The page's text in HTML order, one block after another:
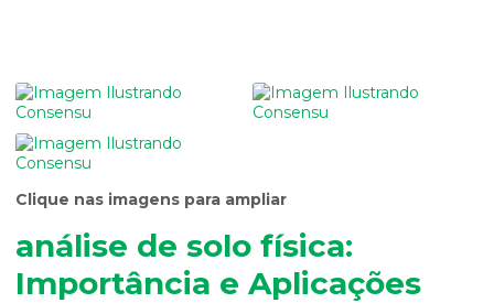
Clique nas imagens para ampliar
análise de solo física:
Importância e Aplicações